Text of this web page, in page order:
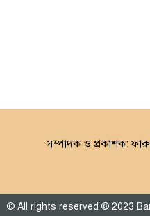
সম্পাদক ও প্রকাশক:
© All rights reserved © 2023